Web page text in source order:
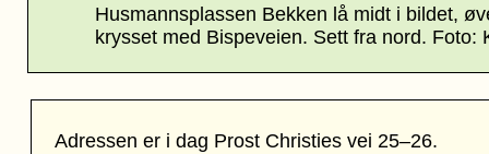
Adressen er i dag Prost Christies vei 25–26.
Husmannsplassen Bekken lå midt i bildet,
krysset med Bispeveien. Sett fra nord. Foto: